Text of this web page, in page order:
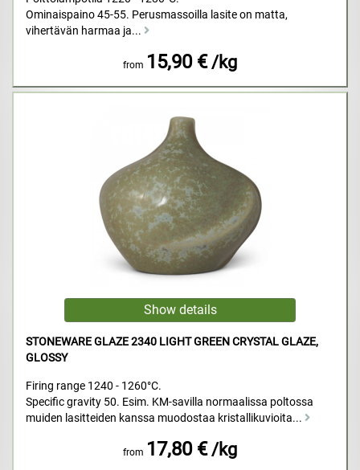
Ominaispaino 45-55. Perusmassoilla lasite on matta,
vihertävän harmaa ja...
from 15,90 € /kg
STONEWARE GLAZE 2340 LIGHT GREEN CRYSTAL GLAZE,
GLOSSY
Firing range 1240 - 1260°C.
Specific gravity 50. Esim. KM-savilla normaalissa poltossa
muiden lasitteiden kanssa muodostaa kristallikuvioita...
from 17,80 € /kg